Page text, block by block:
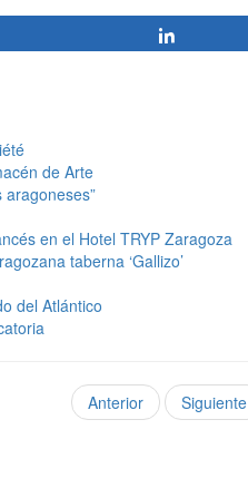
de Arte
aragoneses”
en el Hotel TRYP Zaragoza
taberna ‘Gallizo’
del Atlántico
Anterior Siguiente